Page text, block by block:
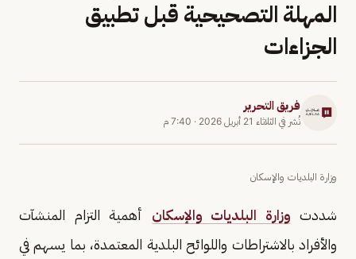
المهلة التصحيحية قبل تطبيق
الجزاءات
فريق التحرير
نُشر في الثلاثاء 21 أبريل 2026 · 7:40 م
وزارة البلديات والإسكان
شددت وزارة البلديات والإسكان أهمية التزام المنشآت
والأفراد بالاشتراطات واللوائح البلدية المعتمدة، بما يسهم في